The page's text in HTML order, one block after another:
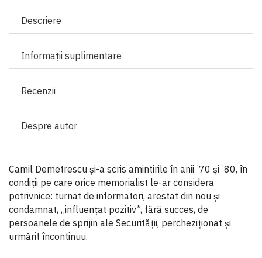
Descriere
Informaţii suplimentare
Recenzii
Despre autor
Camil Demetrescu și-a scris amintirile în anii ’70 și ’80, în
condiții pe care orice memorialist le-ar considera
potrivnice: turnat de informatori, arestat din nou și
condamnat, „influențat pozitiv”, fără succes, de
persoanele de sprijin ale Securității, percheziționat și
urmărit încontinuu.